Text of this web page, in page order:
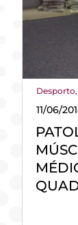
Desporto,
11/06/